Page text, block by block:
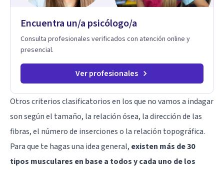
Encuentra un/a psicólogo/a
Consulta profesionales verificados con atención online y
presencial.
Ver profesionales
Otros criterios clasificatorios en los que no vamos a indagar
son según el tamaño, la relación ósea, la dirección de las
fibras, el número de inserciones o la relación topográfica.
Para que te hagas una idea general, existen más de 30
tipos musculares en base a todos y cada uno de los